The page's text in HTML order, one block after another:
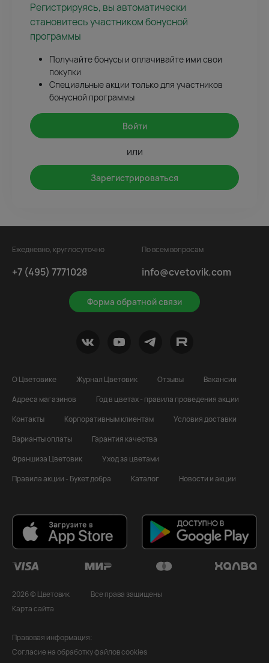
Регистрируясь, вы автоматически
становитесь участником бонусной
программы
Получайте бонусы и оплачивайте ими свои
покупки
Специальные акции только для участников
бонусной программы
Войти
или
Зарегистрироваться
Ежедневно, круглосуточно
+7 (495) 7771028
Форма обратной связи
По всем вопросам
info@cvetovik.com
О Цветовике Журнал Цветовик Отзывы
Вакансии
Адреса магазинов
Год в цветах - правила проведения акции
Контакты
Корпоративным клиентам
Условия доставки
Варианты оплаты
Гарантия качества
Франшиза Цветовик
Уход за цветами
Правила акции - Букет добра
Каталог Новости и акции
2026 © Цветовик
Все права защищены
Карта сайта
Правовая информация:
Согласие на обработку файлов cookies